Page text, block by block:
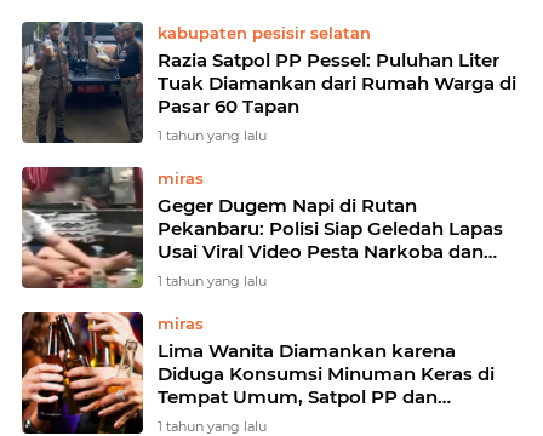
kabupaten pesisir selatan
Razia Satpol PP Pessel: Puluhan Liter
Tuak Diamankan dari Rumah Warga di
Pasar 60 Tapan
1 tahun yang lalu
miras
Geger Dugem Napi di Rutan
Pekanbaru: Polisi Siap Geledah Lapas
Usai Viral Video Pesta Narkoba dan
Miras
1 tahun yang lalu
miras
Lima Wanita Diamankan karena
Diduga Konsumsi Minuman Keras di
Tempat Umum, Satpol PP dan
Dubalang Kota Gencarkan Razia di
1 tahun yang lalu